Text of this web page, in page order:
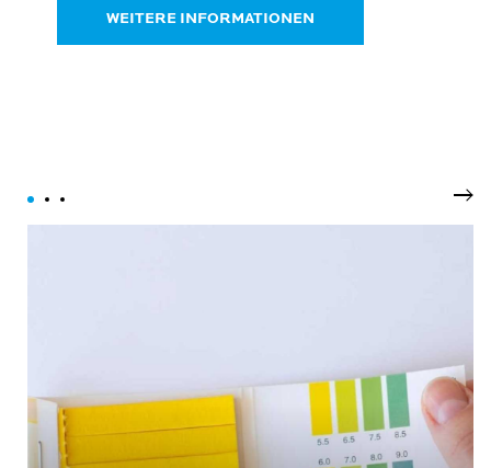
WEITERE INFORMATIONEN